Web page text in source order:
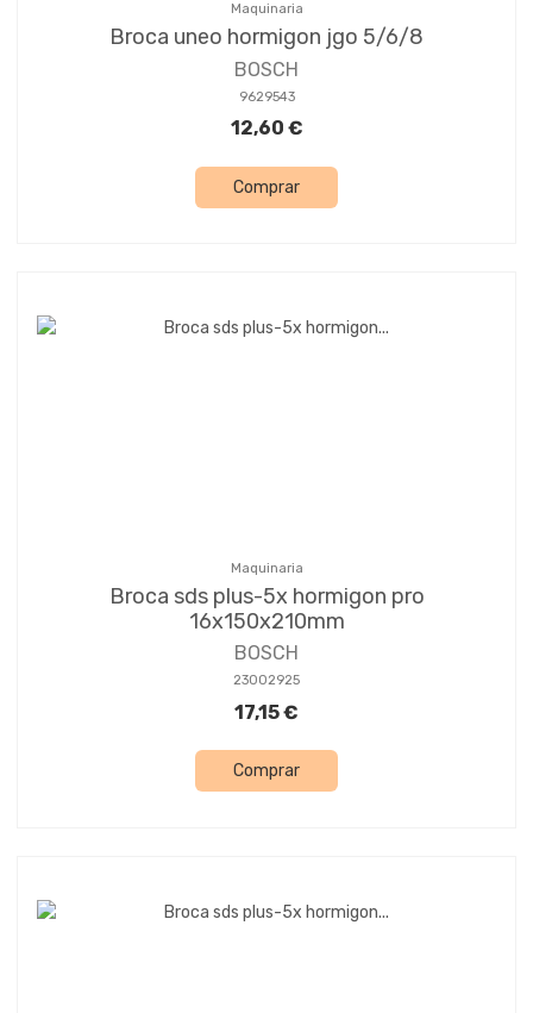
Maquinaria
Broca uneo hormigon jgo 5/6/8
BOSCH
9629543
12,60 €
Comprar
Maquinaria
Broca sds plus-5x hormigon pro
16x150x210mm
BOSCH
23002925
17,15 €
Comprar